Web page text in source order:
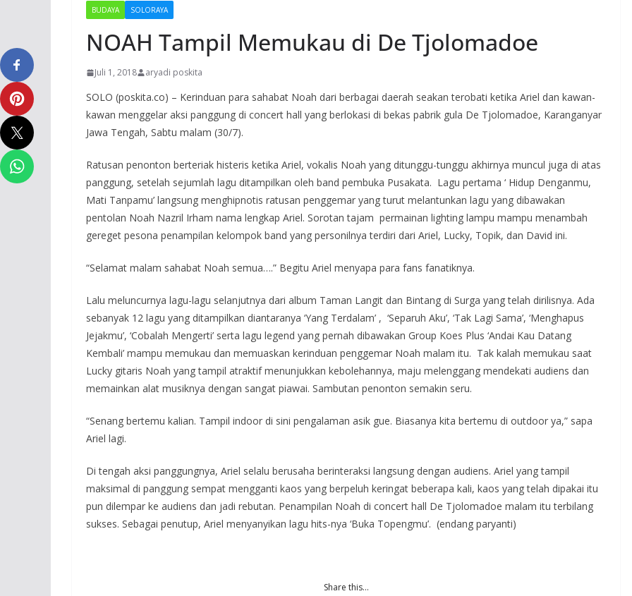
BUDAYA SOLORAYA
NOAH Tampil Memukau di De Tjolomadoe
Juli 1, 2018 aryadi poskita
SOLO (poskita.co) – Kerinduan para sahabat Noah dari berbagai daerah seakan terobati ketika Ariel dan kawan-
kawan menggelar aksi panggung di concert hall yang berlokasi di bekas pabrik gula De Tjolomadoe, Karanganyar
Jawa Tengah, Sabtu malam (30/7).
Ratusan penonton berteriak histeris ketika Ariel, vokalis Noah yang ditunggu-tunggu akhirnya muncul juga di atas
panggung, setelah sejumlah lagu ditampilkan oleh band pembuka Pusakata. Lagu pertama ‘ Hidup Denganmu,
Mati Tanpamu’ langsung menghipnotis ratusan penggemar yang turut melantunkan lagu yang dibawakan
pentolan Noah Nazril Irham nama lengkap Ariel. Sorotan tajam permainan lighting lampu mampu menambah
gereget pesona penampilan kelompok band yang personilnya terdiri dari Ariel, Lucky, Topik, dan David ini.
“Selamat malam sahabat Noah semua….” Begitu Ariel menyapa para fans fanatiknya.
Lalu meluncurnya lagu-lagu selanjutnya dari album Taman Langit dan Bintang di Surga yang telah dirilisnya. Ada
sebanyak 12 lagu yang ditampilkan diantaranya ‘Yang Terdalam’ , ‘Separuh Aku’, ‘Tak Lagi Sama’, ‘Menghapus
Jejakmu’, ‘Cobalah Mengerti’ serta lagu legend yang pernah dibawakan Group Koes Plus ‘Andai Kau Datang
Kembali’ mampu memukau dan memuaskan kerinduan penggemar Noah malam itu. Tak kalah memukau saat
Lucky gitaris Noah yang tampil atraktif menunjukkan kebolehannya, maju melenggang mendekati audiens dan
memainkan alat musiknya dengan sangat piawai. Sambutan penonton semakin seru.
“Senang bertemu kalian. Tampil indoor di sini pengalaman asik gue. Biasanya kita bertemu di outdoor ya,” sapa
Ariel lagi.
Di tengah aksi panggungnya, Ariel selalu berusaha berinteraksi langsung dengan audiens. Ariel yang tampil
maksimal di panggung sempat mengganti kaos yang berpeluh keringat beberapa kali, kaos yang telah dipakai itu
pun dilempar ke audiens dan jadi rebutan. Penampilan Noah di concert hall De Tjolomadoe malam itu terbilang
sukses. Sebagai penutup, Ariel menyanyikan lagu hits-nya ‘Buka Topengmu’. (endang paryanti)
Share this…